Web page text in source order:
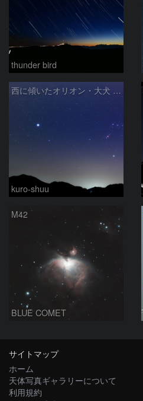
thunder bird
西に傾いたオリオン・大犬 (2026/04/21)
kuro-shuu
M42
BLUE COMET
サイトマップ
ホーム
天体写真ギャラリーについて
利用規約